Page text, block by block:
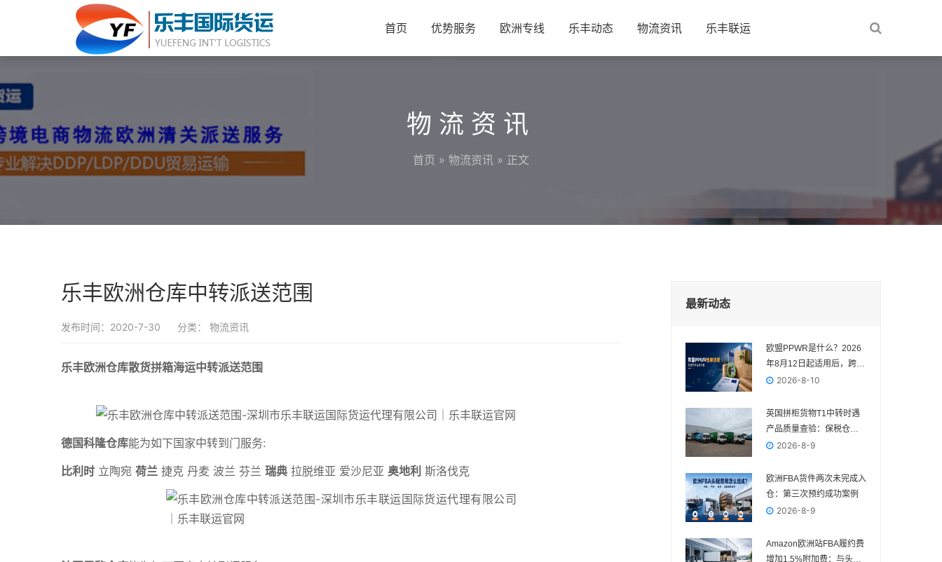
首页 优势服务 欧洲专线 乐丰动态 物流资讯 乐丰联运
物流资讯
首页 » 物流资讯 » 正文
乐丰欧洲仓库中转派送范围
发布时间：2020-7-30 分类： 物流资讯
乐丰欧洲仓库散货拼箱海运中转派送范围
德国科隆仓库能为如下国家中转到门服务:
比利时 立陶宛 荷兰 捷克 丹麦 波兰 芬兰 瑞典 拉脱维亚 爱沙尼亚 奥地利 斯洛伐克
最新动态
欧盟PPWR是什么？2026
年8月12日起适用后，跨境
卖家需要准备什么
2026-8-10
英国拼柜货物T1中转时遇
产品质量查验：保税仓处
理案例2026-8-9
欧洲FBA货件两次未完成入
仓：第三次预约成功案例
2026-8-9
Amazon欧洲站FBA履约费
增加1.5%附加费：与头程